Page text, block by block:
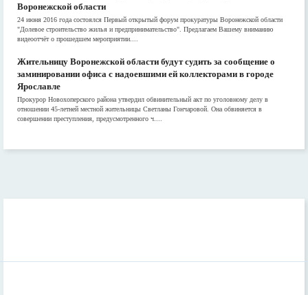
Воронежской области
24 июня 2016 года состоялся Первый открытый форум прокуратуры Воронежской области
"Долевое строительство жилья и предпринимательство". Предлагаем Вашему вниманию
видеоотчёт о прошедшем мероприятии....
Жительницу Воронежской области будут судить за сообщение о
заминировании офиса с надоевшими ей коллекторами в городе
Ярославле
Прокурор Новохоперского района утвердил обвинительный акт по уголовному делу в
отношении 45-летней местной жительницы Светланы Гончаровой. Она обвиняется в
совершении преступления, предусмотренного ч....